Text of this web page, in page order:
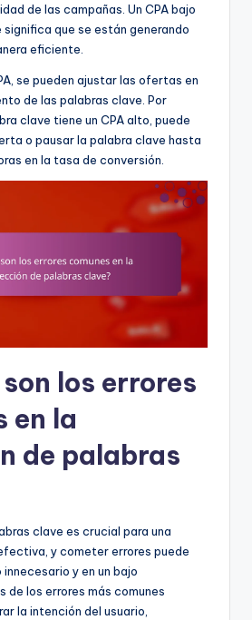
de las campañas. Un CPA bajo
significa que se están generando
eficiente.
se pueden ajustar las ofertas en
de las palabras clave. Por
clave tiene un CPA alto, puede
o pausar la palabra clave hasta
en la tasa de conversión.
los errores
en la
de palabras
clave es crucial para una
y cometer errores puede
y en un bajo
de los errores más comunes
la intención del usuario,